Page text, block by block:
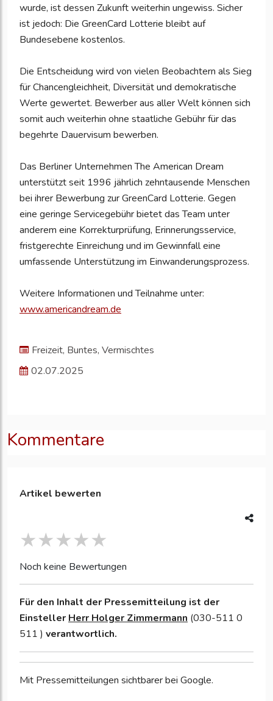
wurde, ist dessen Zukunft weiterhin ungewiss. Sicher
ist jedoch: Die GreenCard Lotterie bleibt auf
Bundesebene kostenlos.
Die Entscheidung wird von vielen Beobachtern als Sieg
für Chancengleichheit, Diversität und demokratische
Werte gewertet. Bewerber aus aller Welt können sich
somit auch weiterhin ohne staatliche Gebühr für das
begehrte Dauervisum bewerben.
Das Berliner Unternehmen The American Dream
unterstützt seit 1996 jährlich zehntausende Menschen
bei ihrer Bewerbung zur GreenCard Lotterie. Gegen
eine geringe Servicegebühr bietet das Team unter
anderem eine Korrekturprüfung, Erinnerungsservice,
fristgerechte Einreichung und im Gewinnfall eine
umfassende Unterstützung im Einwanderungsprozess.
Weitere Informationen und Teilnahme unter:
www.americandream.de
Freizeit, Buntes, Vermischtes
02.07.2025
Kommentare
Artikel bewerten
Noch keine Bewertungen
Für den Inhalt der Pressemitteilung ist der
Einsteller Herr Holger Zimmermann (030-511 0
511 ) verantwortlich.
Mit Pressemitteilungen sichtbarer bei Google.